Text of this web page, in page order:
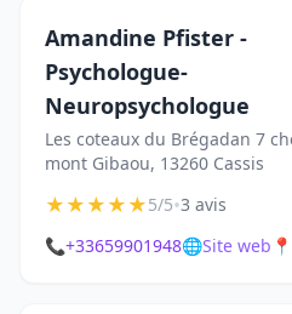
Amandine Pfister -
Psychologue-
Neuropsychologue
Les coteaux du Brégadan 7
mont Gibaou, 13260 Cassis
★★★★★5/5•3 avis
📞+33659901948🌐Site web 📍